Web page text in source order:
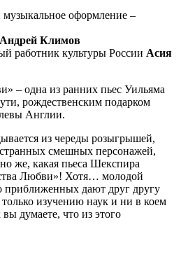
оформление –
Андрей Климов
работник культуры России Асия
– одна из ранних пьес Уильяма
рождественским подарком
Англии.
из череды розыгрышей,
смешных персонажей,
же, какая пьеса Шекспира
Любви»! Хотя… молодой
приближенных дают друг другу
только изучению наук и ни в коем
думаете, что из этого